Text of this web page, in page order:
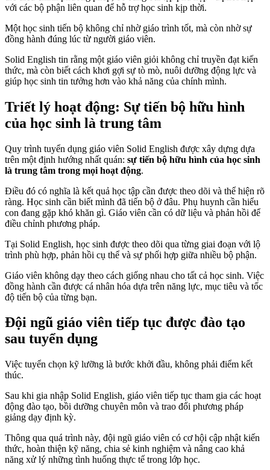
với các bộ phận liên quan để hỗ trợ học sinh kịp thời.
Một học sinh tiến bộ không chỉ nhờ giáo trình tốt, mà còn nhờ sự
đồng hành đúng lúc từ người giáo viên.
Solid English tin rằng một giáo viên giỏi không chỉ truyền đạt kiến
thức, mà còn biết cách khơi gợi sự tò mò, nuôi dưỡng động lực và
giúp học sinh tin tưởng hơn vào khả năng của chính mình.
Triết lý hoạt động: Sự tiến bộ hữu hình
của học sinh là trung tâm
Quy trình tuyển dụng giáo viên Solid English được xây dựng dựa
trên một định hướng nhất quán: sự tiến bộ hữu hình của học sinh
là trung tâm trong mọi hoạt động.
Điều đó có nghĩa là kết quả học tập cần được theo dõi và thể hiện rõ
ràng. Học sinh cần biết mình đã tiến bộ ở đâu. Phụ huynh cần hiểu
con đang gặp khó khăn gì. Giáo viên cần có dữ liệu và phản hồi để
điều chỉnh phương pháp.
Tại Solid English, học sinh được theo dõi qua từng giai đoạn với lộ
trình phù hợp, phản hồi cụ thể và sự phối hợp giữa nhiều bộ phận.
Giáo viên không dạy theo cách giống nhau cho tất cả học sinh. Việc
đồng hành cần được cá nhân hóa dựa trên năng lực, mục tiêu và tốc
độ tiến bộ của từng bạn.
Đội ngũ giáo viên tiếp tục được đào tạo
sau tuyển dụng
Việc tuyển chọn kỹ lưỡng là bước khởi đầu, không phải điểm kết
thúc.
Sau khi gia nhập Solid English, giáo viên tiếp tục tham gia các hoạt
động đào tạo, bồi dưỡng chuyên môn và trao đổi phương pháp
giảng dạy định kỳ.
Thông qua quá trình này, đội ngũ giáo viên có cơ hội cập nhật kiến
thức, hoàn thiện kỹ năng, chia sẻ kinh nghiệm và nâng cao khả
năng xử lý những tình huống thực tế trong lớp học.